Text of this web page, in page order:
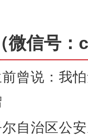
（微信号
曾说：我
自治区公
”，这才是真